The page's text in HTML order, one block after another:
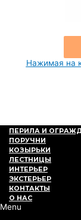
Нажимая на
ПЕРИЛА И
ПОРУЧНИ
КОЗЫРЬКИ
ЛЕСТНИЦЫ
ИНТЕРЬЕР
ЭКСТЕРЬЕР
КОНТАКТЫ
О НАС
Menu